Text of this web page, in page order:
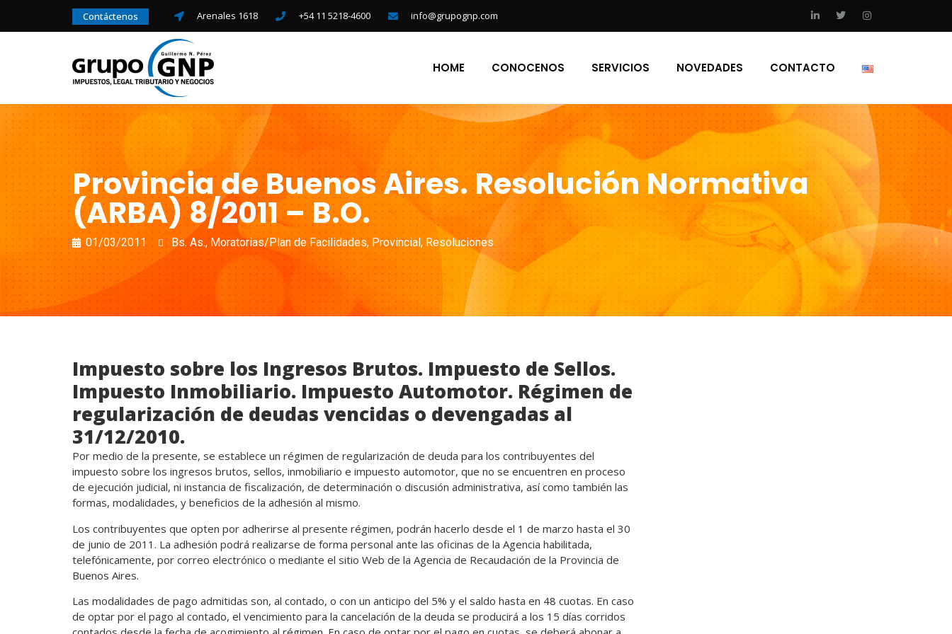
Contáctenos Arenales 1618 +54 11 5218-4600 info@grupognp.com
HOME CONOCENOS SERVICIOS NOVEDADES CONTACTO
Provincia de Buenos Aires. Resolución Normativa
(ARBA) 8/2011 – B.O.
01/03/2011 Bs. As.,Moratorias/Plan de Facilidades, Provincial,Resoluciones
Impuesto sobre los Ingresos Brutos. Impuesto de Sellos.
Impuesto Inmobiliario. Impuesto Automotor. Régimen de
regularización de deudas vencidas o devengadas al
31/12/2010.
Por medio de la presente, se establece un régimen de regularización de deuda para los contribuyentes del
impuesto sobre los ingresos brutos, sellos, inmobiliario e impuesto automotor, que no se encuentren en proceso
de ejecución judicial, ni instancia de fiscalización, de determinación o discusión administrativa, así como también las
formas, modalidades, y beneficios de la adhesión al mismo.
Los contribuyentes que opten por adherirse al presente régimen, podrán hacerlo desde el 1 de marzo hasta el 30
de junio de 2011. La adhesión podrá realizarse de forma personal ante las oficinas de la Agencia habilitada,
telefónicamente, por correo electrónico o mediante el sitio Web de la Agencia de Recaudación de la Provincia de
Buenos Aires.
Las modalidades de pago admitidas son, al contado, o con un anticipo del 5% y el saldo hasta en 48 cuotas. En caso
de optar por el pago al contado, el vencimiento para la cancelación de la deuda se producirá a los 15 días corridos